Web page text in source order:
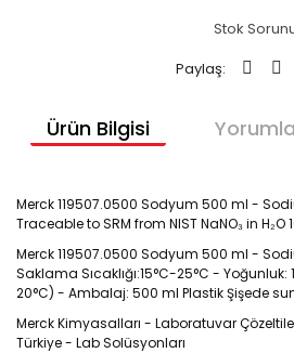
Stok
Paylaş:
Ürün Bilgisi
Merck 119507.0500 Sodyum 500 ml -
Traceable to SRM from NIST NaNO₃ in
Merck 119507.0500 Sodyum 500 ml -
Saklama Sıcaklığı:15°C-25°C - Yoğunluk:
20°C) - Ambalaj: 500 ml Plastik Şişede
Merck Kimyasalları - Laboratuvar
Türkiye - Lab Solüsyonları